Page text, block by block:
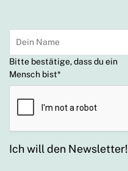
Bitte bestätige, dass du ein
Mensch bist*
Ich will den Newsletter!